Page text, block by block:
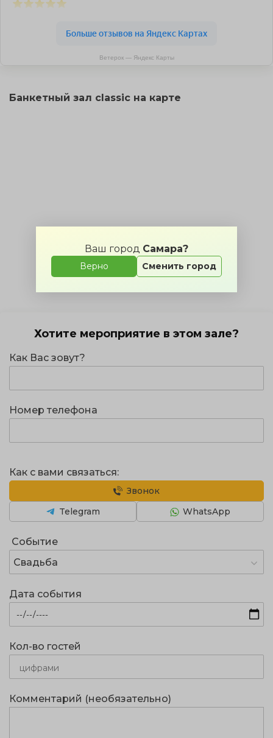
Ваш город Самара?
Верно Сменить город
Ветерок — Яндекс Карты
Банкетный зал classic на карте
Хотите мероприятие в этом зале?
Как Вас зовут?
Номер телефона
Событие
Свадьба
Дата события
Кол-во гостей
Как с вами связаться:
Звонок
WhatsApp
Telegram
Комментарий (необязательно)